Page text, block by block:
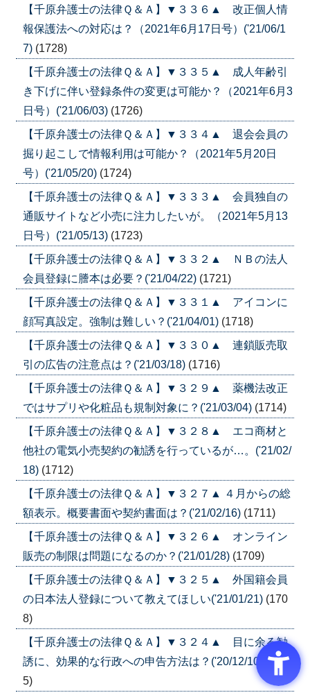
【千原弁護士の法律Ｑ＆Ａ】▼３３６▲ 改正個人情
報保護法への対応は？（2021年6月17日号）('21/06/1
7) (1728)
【千原弁護士の法律Ｑ＆Ａ】▼３３５▲ 成人年齢引
き下げに伴い登録条件の変更は可能か？（2021年6月3
日号）('21/06/03) (1726)
【千原弁護士の法律Ｑ＆Ａ】▼３３４▲ 退会会員の
掘り起こしで情報利用は可能か？（2021年5月20日
号）('21/05/20) (1724)
【千原弁護士の法律Ｑ＆Ａ】▼３３３▲ 会員独自の
通販サイトなど小売に注力したいが。（2021年5月13
日号）('21/05/13) (1723)
【千原弁護士の法律Ｑ＆Ａ】▼３３２▲ ＮＢの法人
会員登録に謄本は必要？('21/04/22) (1721)
【千原弁護士の法律Ｑ＆Ａ】▼３３１▲ アイコンに
顔写真設定。強制は難しい？('21/04/01) (1718)
【千原弁護士の法律Ｑ＆Ａ】▼３３０▲ 連鎖販売取
引の広告の注意点は？('21/03/18) (1716)
【千原弁護士の法律Ｑ＆Ａ】▼３２９▲ 薬機法改正
ではサプリや化粧品も規制対象に？('21/03/04) (1714)
【千原弁護士の法律Ｑ＆Ａ】▼３２８▲ エコ商材と
他社の電気小売契約の勧誘を行っているが…。('21/02/
18) (1712)
【千原弁護士の法律Ｑ＆Ａ】▼３２７▲ ４月からの総
額表示。概要書面や契約書面は？('21/02/16) (1711)
【千原弁護士の法律Ｑ＆Ａ】▼３２６▲ オンライン
販売の制限は問題になるのか？('21/01/28) (1709)
【千原弁護士の法律Ｑ＆Ａ】▼３２５▲ 外国籍会員
の日本法人登録について教えてほしい('21/01/21) (170
8)
【千原弁護士の法律Ｑ＆Ａ】▼３２４▲ 目に余る勧
誘に、効果的な行政への申告方法は？('20/12/10)
(170
5)